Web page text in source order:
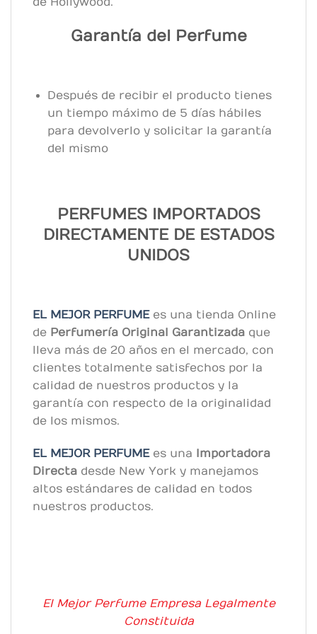
Garantía del Perfume
Después de recibir el producto tienes
un tiempo máximo de 5 días hábiles
para devolverlo y solicitar la garantía
del mismo
PERFUMES IMPORTADOS
DIRECTAMENTE DE ESTADOS
UNIDOS
EL MEJOR PERFUMEes una tienda Online
de Perfumería Original Garantizada que
lleva más de 20 años en el mercado, con
clientes totalmente satisfechos por la
calidad de nuestros productos y la
garantía con respecto de la originalidad
de los mismos.
EL MEJOR PERFUME es una
Importadora
Directa desde New York y manejamos
altos estándares de calidad en todos
nuestros productos.
El Mejor Perfume Empresa Legalmente
Constituida